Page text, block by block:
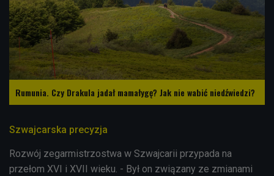
Rumunia. Czy Drakula jadał mamałygę? Jak nie wabić niedźwiedzi?
Szwajcarska precyzja
Rozwój zegarmistrzostwa w Szwajcarii przypada na
przełom XVI i XVII wieku. - Był on związany ze zmianami